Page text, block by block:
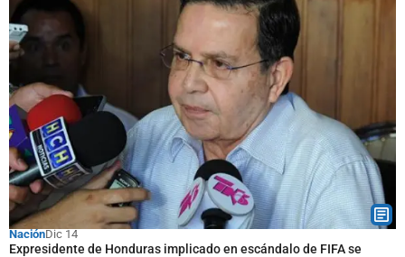
NaciónDic 14
Expresidente de Honduras implicado en escándalo de FIFA se